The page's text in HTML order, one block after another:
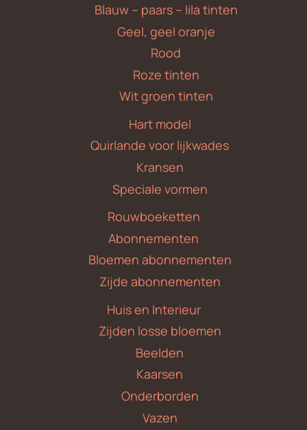
Blauw – paars – lila tinten
Geel, geel oranje
Rood
Roze tinten
Wit groen tinten
Hart model
Quirlande voor lijkwades
Kransen
Speciale vormen
Rouwboeketten
Abonnementen
Bloemen abonnementen
Zijde abonnementen
Huis en Interieur
Zijden losse bloemen
Beelden
Kaarsen
Onderborden
Vazen